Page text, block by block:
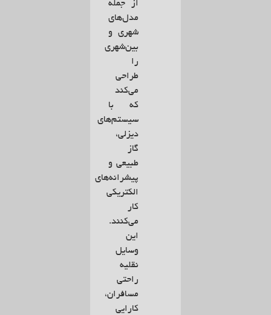
از جمله
مدل‌های
شهری و
بین‌شهری
را
طراحی
می‌کند
که با
سیستم‌های
دیزلی،
گاز
طبیعی و
پیشرانه‌های
الکتریکی
کار
می‌کنند.
این
وسایل
نقلیه
راحتی
مسافران،
کارایی